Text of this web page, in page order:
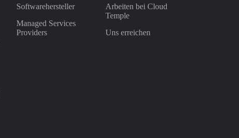
Softwarehersteller
Managed Services
Providers
Arbeiten bei Cloud
Temple
Uns erreichen